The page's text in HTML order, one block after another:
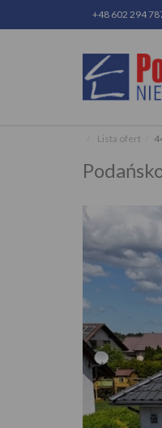
+48 602 294
Lista ofert